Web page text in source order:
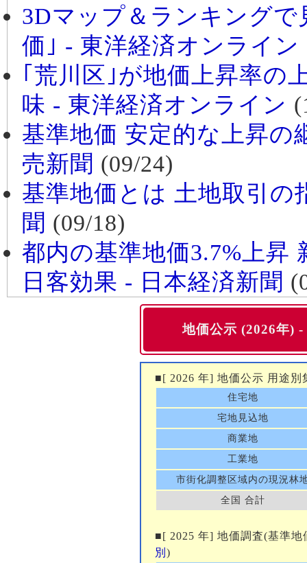
3Dマップ＆ランキングで
価｣ - 東洋経済オンライン
｢荒川区｣が地価上昇率の
味 - 東洋経済オンライン
基準地価 安定的な上昇の
売新聞 (09/24)
基準地価とは 土地取引の
聞 (09/18)
都内の基準地価3.7%上昇
日客効果 - 日本経済新聞
地価公示 (2026年)
■[ 2026 年] 地価公示 用途別
住宅地
宅地見込地
商業地
工業地
市街化調整区域内の現況林
全国 合計
■[ 2025 年] 地価調査(基準地
別 )